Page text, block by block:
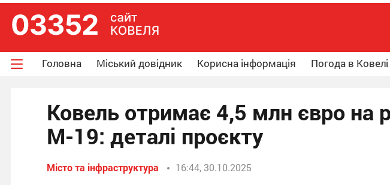
Головна Міський довідник Корисна інформація Погода в Ковелі
Ковель отримає 4,5 млн євро на
М-19: деталі проєкту
Місто та інфраструктура 16:44, 30.10.2025